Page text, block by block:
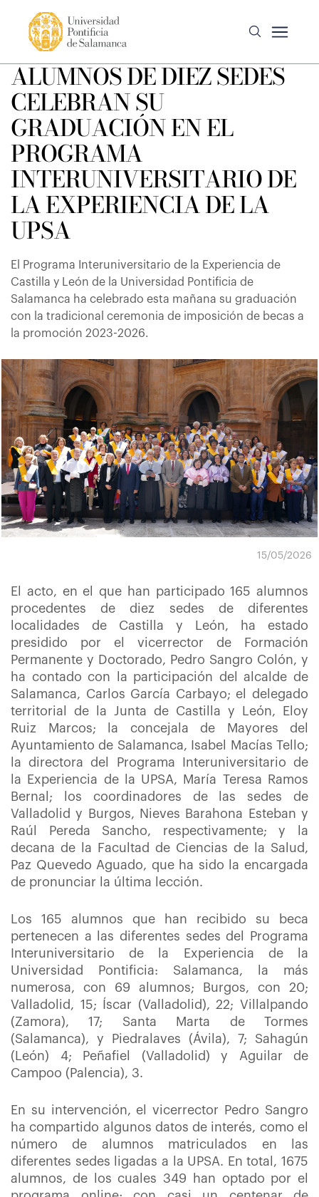
ALUMNOS DE DIEZ SEDES
CELEBRAN SU
GRADUACIÓN EN EL
PROGRAMA
INTERUNIVERSITARIO DE
LA EXPERIENCIA DE LA
UPSA
El Programa Interuniversitario de la Experiencia de
Castilla y León de la Universidad Pontificia de
Salamanca ha celebrado esta mañana su graduación
con la tradicional ceremonia de imposición de becas a
la promoción 2023-2026.
15/05/2026
El acto, en el que han participado 165 alumnos
procedentes de diez sedes de diferentes
localidades de Castilla y León, ha estado
presidido por el vicerrector de Formación
Permanente y Doctorado, Pedro Sangro Colón, y
ha contado con la participación del alcalde de
Salamanca, Carlos García Carbayo; el delegado
territorial de la Junta de Castilla y León, Eloy
Ruiz Marcos; la concejala de Mayores del
Ayuntamiento de Salamanca, Isabel Macías Tello;
la directora del Programa Interuniversitario de
la Experiencia de la UPSA, María Teresa Ramos
Bernal; los coordinadores de las sedes de
Valladolid y Burgos, Nieves Barahona Esteban y
Raúl Pereda Sancho, respectivamente; y la
decana de la Facultad de Ciencias de la Salud,
Paz Quevedo Aguado, que ha sido la encargada
de pronunciar la última lección.
Los 165 alumnos que han recibido su beca
pertenecen a las diferentes sedes del Programa
Interuniversitario de la Experiencia de la
Universidad Pontificia: Salamanca, la más
numerosa, con 69 alumnos; Burgos, con 20;
Valladolid, 15; Íscar (Valladolid), 22; Villalpando
(Zamora), 17; Santa Marta de Tormes
(Salamanca), y Piedralaves (Ávila), 7; Sahagún
(León) 4; Peñafiel (Valladolid) y Aguilar de
Campoo (Palencia), 3.
En su intervención, el vicerrector Pedro Sangro
ha compartido algunos datos de interés, como el
número de alumnos matriculados en las
diferentes sedes ligadas a la UPSA. En total, 1675
alumnos, de los cuales 349 han optado por el